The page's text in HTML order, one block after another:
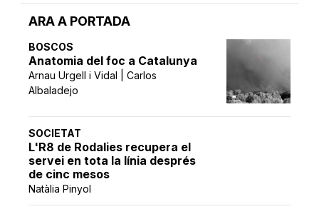
ARA A PORTADA
BOSCOS
Anatomia del foc a Catalunya
Arnau Urgell i Vidal | Carlos
Albaladejo
SOCIETAT
L'R8 de Rodalies recupera el
servei en tota la línia després
de cinc mesos
Natàlia Pinyol